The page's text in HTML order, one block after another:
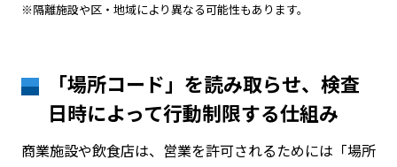
※隔離施設や区・地域により異なる可能性もあります。
「場所コード」を読み取らせ、検査
日時によって行動制限する仕組み
商業施設や飲食店は、営業を許可されるためには「場所